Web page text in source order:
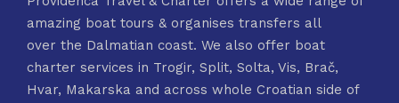
amazing boat tours & organises transfers all
over the Dalmatian coast. We also offer boat
charter services in Trogir, Split, Solta, Vis, Brač,
Hvar, Makarska and across whole Croatian side of